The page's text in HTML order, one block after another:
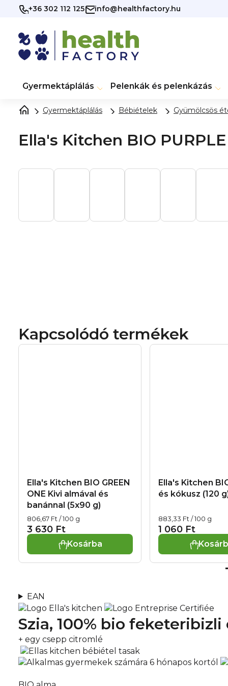
Ugrás
tartalomhoz
+36 302 112 125 info@healthfactory.hu
Gyermektáplálás Pelenkák és pelenkázás
Gyermektáplálás Bébiételek Gyümölcsös
Ella's Kitchen BIO
Kapcsolódó termékek
Ella's Kitchen BIO GREEN
ONE Kivi almával és
banánnal (5x90 g)
3 630 Ft
Egységár:
806,67 Ft / 100 g
Kosárba
Ella's Kitchen
és kókusz (120
1 060 Ft
Egységár:
883,33 Ft / 100 g
EAN
Szia, 100% bio feketeribizli
+ egy csepp citromlé